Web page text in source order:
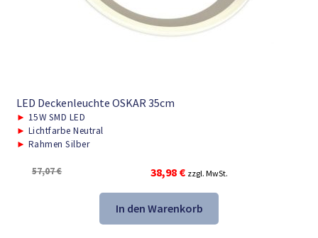
LED Deckenleuchte OSKAR 35cm
► 15W SMD LED
► Lichtfarbe Neutral
► Rahmen Silber
57,07€
Ursprünglicher
Preis
war:
57,07 €
38,98 €Aktueller
Preis
ist:
38,98 €.
zzgl. MwSt.
In den Warenkorb